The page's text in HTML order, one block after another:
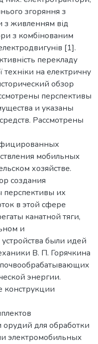
згоряння з
з живленням від
з комбінованим
[1].
перекладу
техніки на електричну
обзор
перспективы
и указаны
Рассмотрены
мобильных
хозяйстве.
создания
перспективы их
в этой сфере
канатной тяги,
и
были идей
В. П. Горячкина
энергии.
конструкции
для обработки
электромобильных